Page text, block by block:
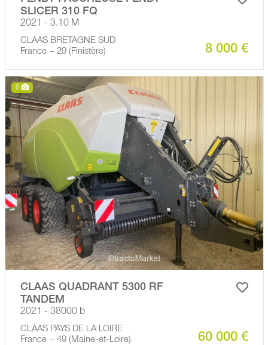
SLICER 310 FQ
2021 - 3.10 M
CLAAS BRETAGNE SUD
France − 29 (Finistère)
8 000 €
6
CLAAS QUADRANT 5300 RF
TANDEM
2021 - 38000 b
CLAAS PAYS DE LA LOIRE
France − 49 (Maine-et-Loire)
60 000 €